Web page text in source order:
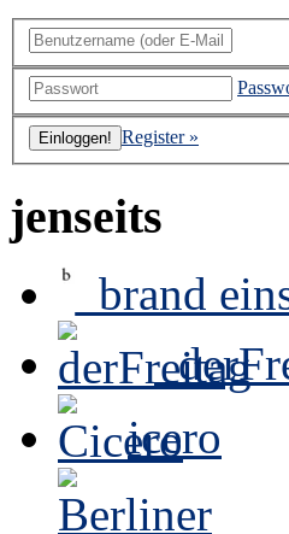
Register »
jenseits
brand
icero